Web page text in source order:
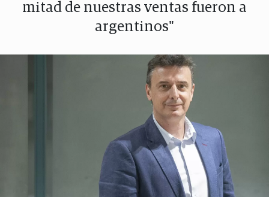
mitad de nuestras ventas fueron a
argentinos"